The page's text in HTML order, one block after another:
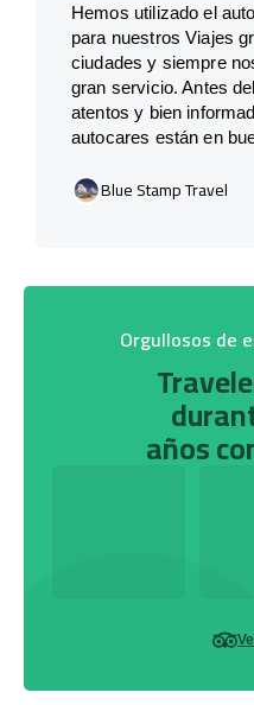
Hemos utilizado el
para nuestros Viajes
ciudades y siempre
gran servicio. Antes
atentos y bien
autocares están en
Blue Stamp Travel
Orgullosos de
años